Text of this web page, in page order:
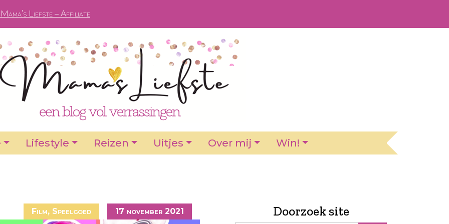
Liefste – Affiliate
Lifestyle Reizen Uitjes Over mij Win!
Film, Speelgoed 17 november 2021 Doorzoek site